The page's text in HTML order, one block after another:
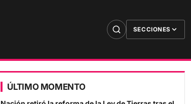
SECCIONES
ÚLTIMO MOMENTO